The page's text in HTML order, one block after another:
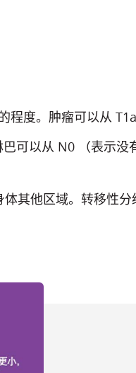
度。肿瘤可以从
可以从 N0 （表示
其他区域。转移性